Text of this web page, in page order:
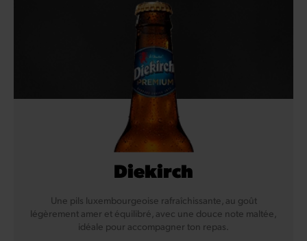
Diekirch
Une pils luxembourgeoise rafraîchissante, au goût
légèrement amer et équilibré, avec une douce note maltée,
idéale pour accompagner ton repas.